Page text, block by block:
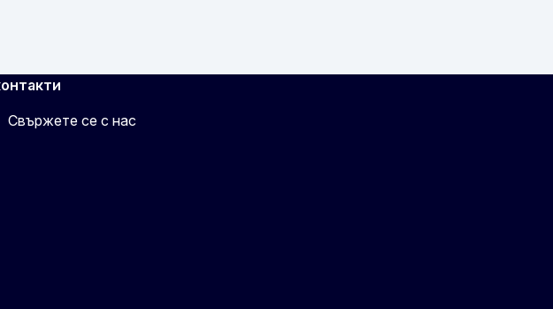
Свържете се с нас